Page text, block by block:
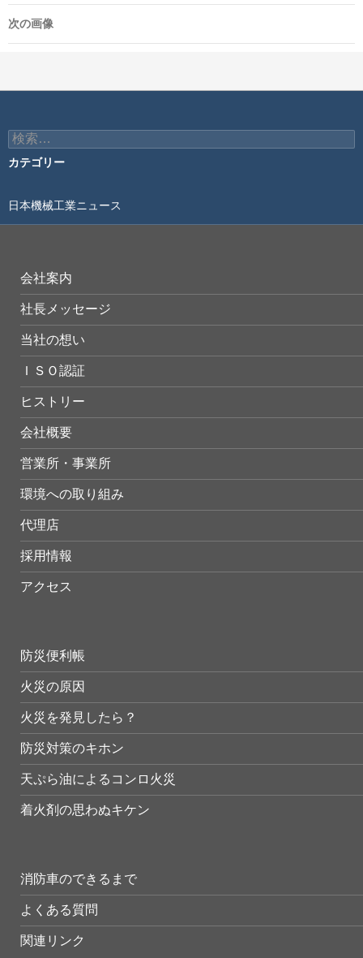
次の画像
検
索:
カテゴリー
日本機械工業ニュース
会社案内
社長メッセージ
当社の想い
ＩＳＯ認証
ヒストリー
会社概要
営業所・事業所
環境への取り組み
代理店
採用情報
アクセス
防災便利帳
火災の原因
火災を発見したら？
防災対策のキホン
天ぷら油によるコンロ火災
着火剤の思わぬキケン
消防車のできるまで
よくある質問
関連リンク